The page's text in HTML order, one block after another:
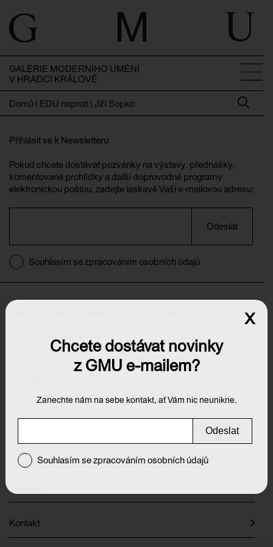
GALERIE MODERNÍHO UMĚNÍ
V HRADCI KRÁLOVÉ
Domů | EDU naproti | Jiří Sopko
Přihlásit se k Newsletteru
Pokud chcete dostávat pozvánky na výstavy, přednášky,
komentované prohlídky a další doprovodné programy
elektronickou poštou, zadejte laskavě Vaši e-mailovou adresu:
Odeslat
Souhlasím se zpracováním osobních údajů
500 03 Hradec Králové
info@galeriehk.cz
Výstavy
Otevírací doba
Kontakt
Chcete dostávat novinky
z GMU e-mailem?
Zanechte nám na sebe kontakt, ať Vám nic neunikne.
Odeslat
Souhlasím se zpracováním osobních údajů
x